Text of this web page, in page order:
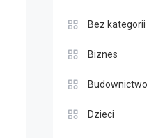
Bez kategorii
Biznes
Budownictwo
Dzieci